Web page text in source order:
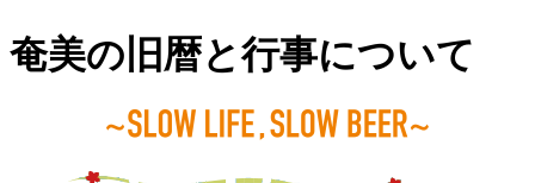
奄美の旧暦と行事について